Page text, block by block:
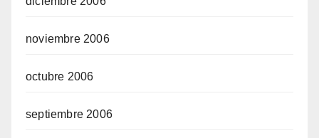
noviembre 2006
octubre 2006
septiembre 2006